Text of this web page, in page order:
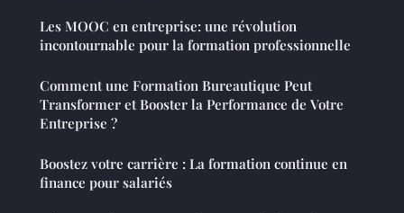
Les MOOC en entreprise: une révolution
incontournable pour la formation professionnelle
Comment une Formation Bureautique Peut
Transformer et Booster la Performance de Votre
Entreprise ?
Boostez votre carrière : La formation continue en
finance pour salariés